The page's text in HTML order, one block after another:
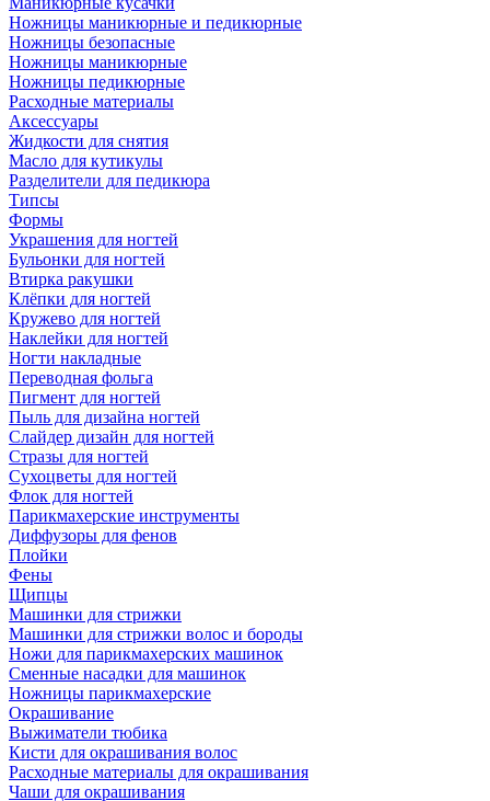
Ножницы маникюрные и педикюрные
Ножницы безопасные
Ножницы маникюрные
Ножницы педикюрные
Расходные материалы
Аксессуары
Жидкости для снятия
Масло для кутикулы
Разделители для педикюра
Типсы
Формы
Украшения для ногтей
Бульонки для ногтей
Втирка ракушки
Клёпки для ногтей
Кружево для ногтей
Наклейки для ногтей
Ногти накладные
Переводная фольга
Пигмент для ногтей
Пыль для дизайна ногтей
Слайдер дизайн для ногтей
Стразы для ногтей
Сухоцветы для ногтей
Флок для ногтей
Парикмахерские инструменты
Диффузоры для фенов
Плойки
Фены
Щипцы
Машинки для стрижки
Машинки для стрижки волос и бороды
Ножи для парикмахерских машинок
Сменные насадки для машинок
Ножницы парикмахерские
Окрашивание
Выжиматели тюбика
Кисти для окрашивания волос
Расходные материалы для окрашивания
Чаши для окрашивания